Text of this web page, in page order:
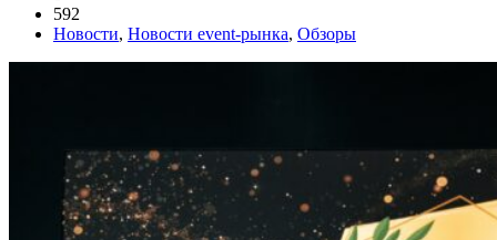
592
Новости, Новости event-рынка, Обзоры